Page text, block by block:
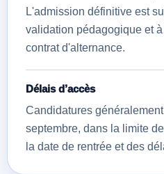
L'admission définitive est
validation pédagogique et
contrat d'alternance.
Délais d’accès
Candidatures
septembre, dans la limite
la date de rentrée et des